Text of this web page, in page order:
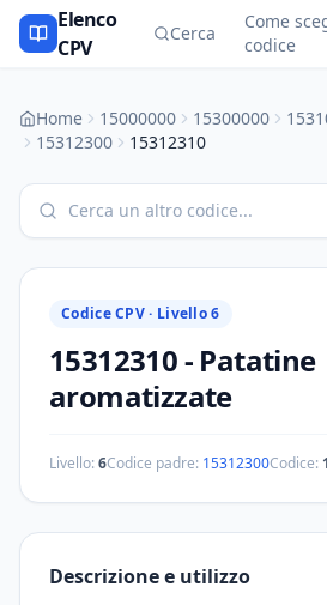
Elenco
CPV
Cerca
Come
codice
Home 15000000 15300000
15312300
15312310
Codice CPV · Livello 6
15312310- Patatine
aromatizzate
Livello:6Codice padre: 15312300Codice:
Descrizione e utilizzo